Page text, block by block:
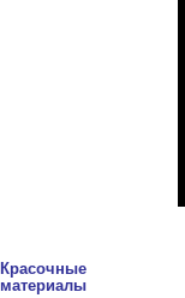
Красочные
материалы